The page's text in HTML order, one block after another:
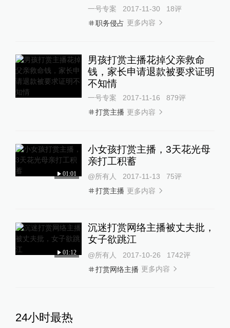
一号专案 2017-11-30 18评
职务侵占 更多内容
男孩打赏主播花掉父亲救命
钱，家长申请退款被要求证明
不知情
一号专案 2017-11-16 879评
打赏主播 更多内容
01:01
小女孩打赏主播，3天花光母
亲打工积蓄
@所有人 2017-11-13 75评
打赏主播 更多内容
01:12
沉迷打赏网络主播被丈夫批，
女子欲跳江
@所有人 2017-10-26 1742评
打赏网络主播 更多内容
24小时最热